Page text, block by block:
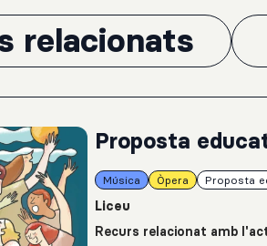
relacionats
Proposta
Música Òpera Proposta
Liceu
Recurs relacionat amb